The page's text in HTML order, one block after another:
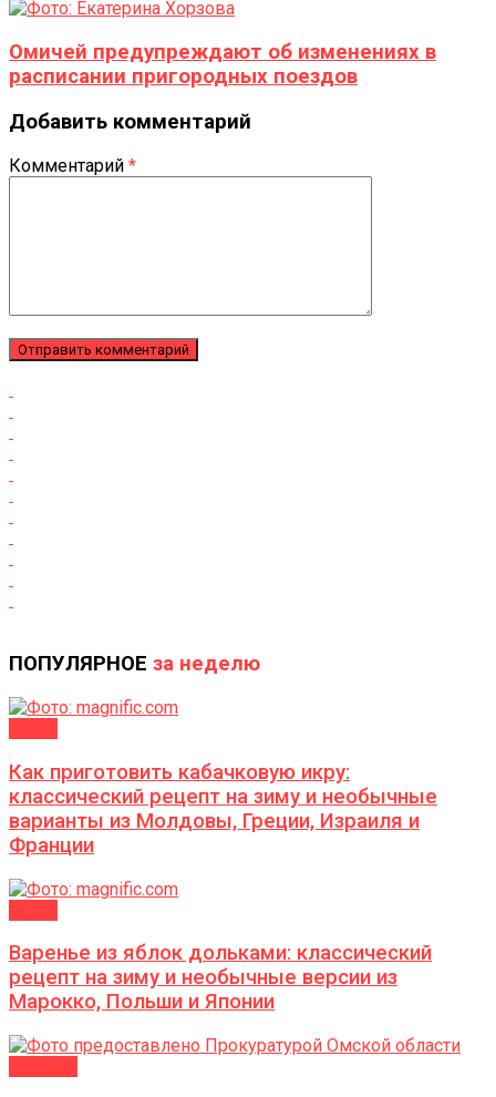
Омичей предупреждают об изменениях в
расписании пригородных поездов
Добавить комментарий
Комментарий *
ПОПУЛЯРНОЕ за неделю
Как приготовить кабачковую икру:
классический рецепт на зиму и необычные
варианты из Молдовы, Греции, Израиля и
Франции
Варенье из яблок дольками: классический
рецепт на зиму и необычные версии из
Марокко, Польши и Японии